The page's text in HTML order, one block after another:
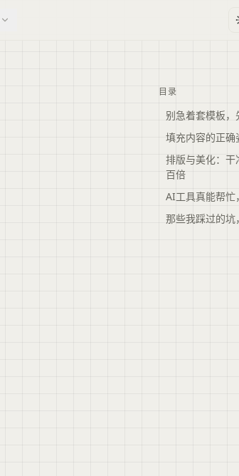
目录
别急着套模板
填充内容的正确
排版与美化：
百倍
AI工具真能帮忙
那些我踩过的坑